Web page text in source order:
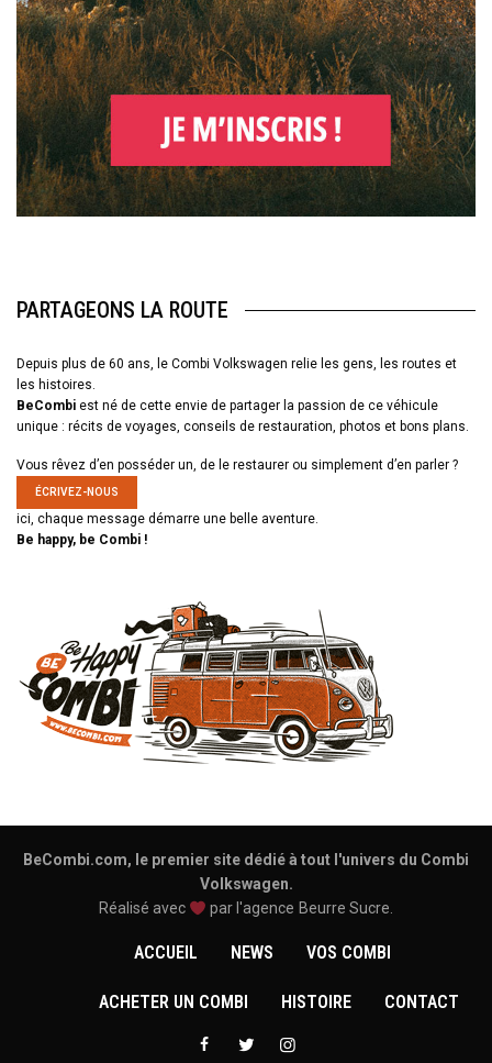
PARTAGEONS LA ROUTE
Depuis plus de 60 ans, le Combi Volkswagen relie les gens, les routes et
les histoires.
BeCombi est né de cette envie de partager la passion de ce véhicule
unique : récits de voyages, conseils de restauration, photos et bons plans.
Vous rêvez d’en posséder un, de le restaurer ou simplement d’en parler ?
ÉCRIVEZ-NOUS
ici, chaque message démarre une belle aventure.
Be happy, be Combi !
BeCombi.com, le premier site dédié à tout l'univers du Combi
Volkswagen.
Réalisé avec
par l'agence Beurre Sucre.
ACCUEIL NEWS VOS COMBI
ACHETER UN COMBI HISTOIRE CONTACT